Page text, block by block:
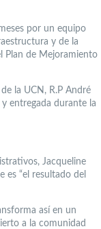
por un equipo
y de la
Plan de Mejoramiento
la UCN, R.P André
entregada durante la
Jacqueline
es “el resultado del
así en un
a la comunidad